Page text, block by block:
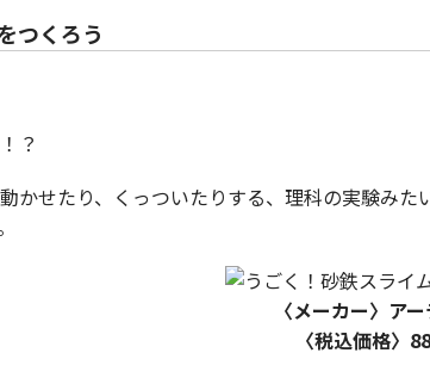
つくろう
？
かせたり、くっついたりする、理科の実験みた
〈メーカー〉ア
〈税込価格〉